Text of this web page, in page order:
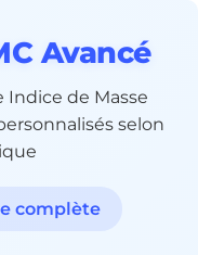
Avancé
de Masse
selon
complète